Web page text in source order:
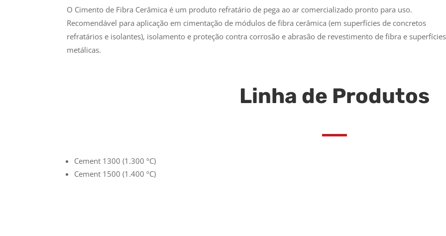
O Cimento de Fibra Cerâmica é um produto refratário de pega ao ar comercializado pronto para uso.
Recomendável para aplicação em cimentação de módulos de fibra cerâmica (em superfícies de concretos
refratários e isolantes), isolamento e proteção contra corrosão e abrasão de revestimento de fibra e superfícies
metálicas.
Linha de Produtos
Cement 1300 (1.300 ºC)
Cement 1500 (1.400 ºC)